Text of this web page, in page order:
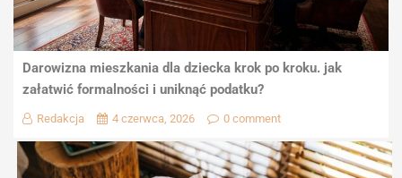
Darowizna mieszkania dla dziecka krok po kroku. jak
załatwić formalności i uniknąć podatku?
Redakcja 4 czerwca, 2026 0 comment